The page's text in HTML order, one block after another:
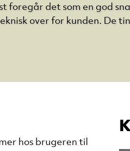
foregår det som en god
over for kunden. De
hos brugeren til